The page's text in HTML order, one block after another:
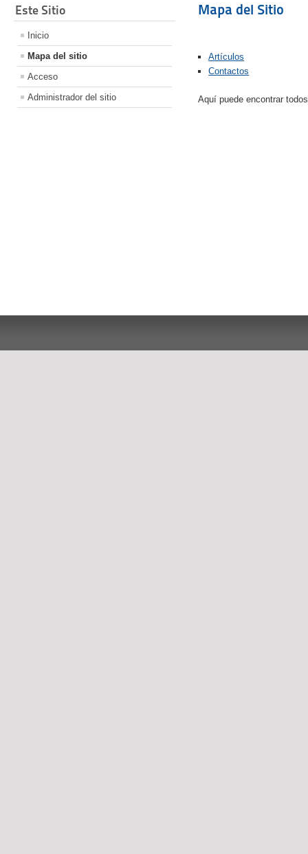
Este Sitio
Inicio
Mapa del sitio
Acceso
Administrador del sitio
Mapa del Sitio
Artículos
Contactos
Aquí puede encontrar